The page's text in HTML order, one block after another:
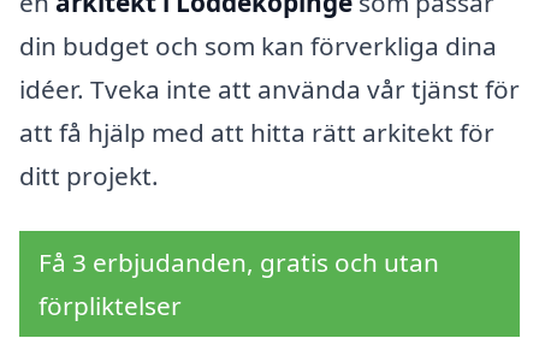
din budget och som kan förverkliga dina
idéer. Tveka inte att använda vår tjänst för
att få hjälp med att hitta rätt arkitekt för
ditt projekt.
Få 3 erbjudanden, gratis och utan
förpliktelser